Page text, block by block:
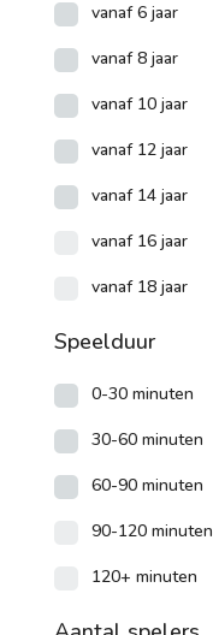
vanaf 6 jaar
vanaf 8 jaar
vanaf 10 jaar
vanaf 12 jaar
vanaf 14 jaar
vanaf 16 jaar
vanaf 18 jaar
Speelduur
0-30 minuten
30-60 minuten
60-90 minuten
90-120 minuten
120+ minuten